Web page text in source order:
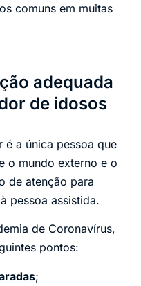
comuns em muitas
adequada
de idosos
é a única pessoa que
o mundo externo e o
de atenção para
pessoa assistida.
de Coronavírus,
pontos:
;